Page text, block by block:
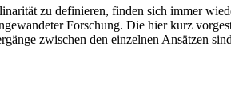
zu definieren, finden sich immer
Forschung. Die hier kurz
zwischen den einzelnen Ansätzen